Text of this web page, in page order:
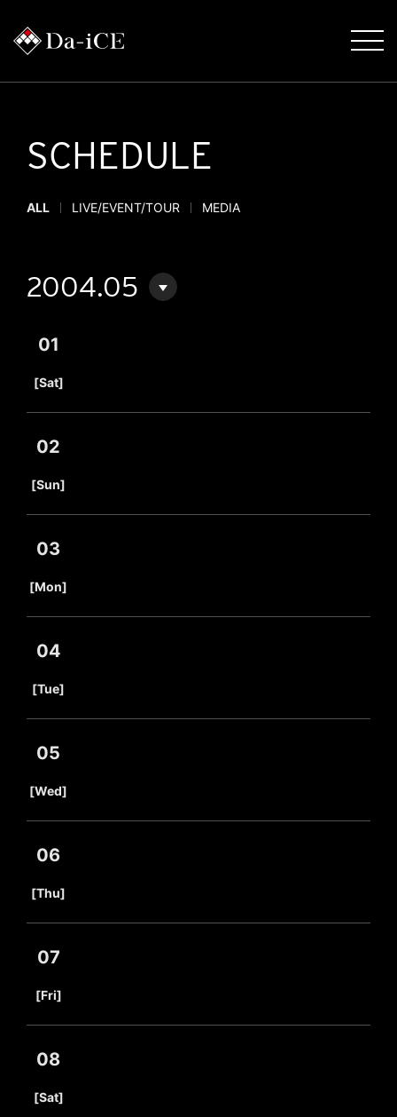
SCHEDULE
ALL LIVE/EVENT/TOUR MEDIA
2004.05
01
[Sat]
02
[Sun]
03
[Mon]
04
[Tue]
05
[Wed]
06
[Thu]
07
[Fri]
08
[Sat]